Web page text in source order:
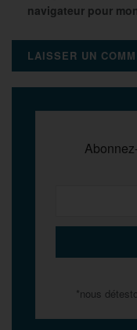
navigateur pour
*nous